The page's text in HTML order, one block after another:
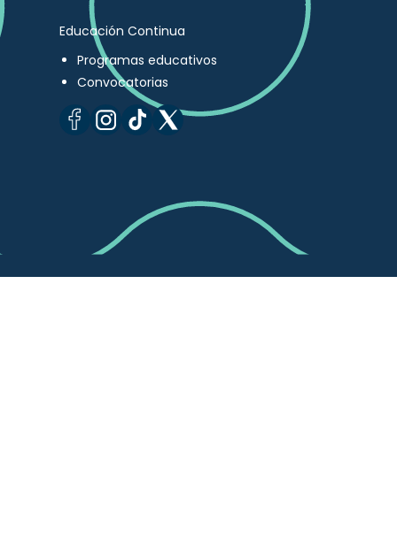
Educación Continua
Programas educativos
Convocatorias